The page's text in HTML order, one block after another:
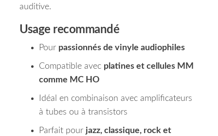
auditive.
Usage recommandé
Pour passionnés de vinyle audiophiles
Compatible avec platines et cellules MM
comme MC HO
Idéal en combinaison avec amplificateurs
à tubes ou à transistors
Parfait pour jazz, classique, rock et